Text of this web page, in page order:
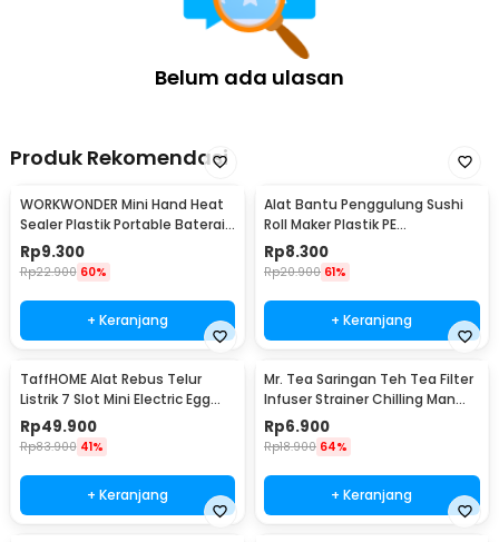
Belum ada ulasan
Produk Rekomendasi
WORKWONDER Mini Hand Heat
Sealer Plastik Portable Baterai
AA - LX2000A
Rp9.300
Rp22.900 60%
+ Keranjang
Alat Bantu Penggulung Sushi
Roll Maker Plastik PE
22x20.5x0.1cm - E1119
Rp8.300
Rp20.900 61%
+ Keranjang
TaffHOME Alat Rebus Telur
Listrik 7 Slot Mini Electric Egg
Cooker 350W - YS-203
Rp49.900
Rp83.900 41%
+ Keranjang
Mr. Tea Saringan Teh Tea Filter
Infuser Strainer Chilling Man
Silicon - MR03
Rp6.900
Rp18.900 64%
+ Keranjang